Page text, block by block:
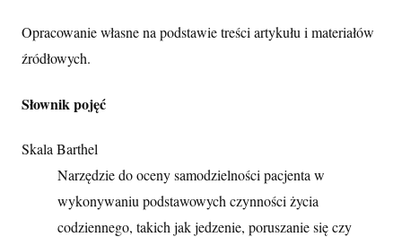
Opracowanie własne na podstawie treści artykułu i materiałów
źródłowych.
Słownik pojęć
Skala Barthel
Narzędzie do oceny samodzielności pacjenta w
wykonywaniu podstawowych czynności życia
codziennego, takich jak jedzenie, poruszanie się czy